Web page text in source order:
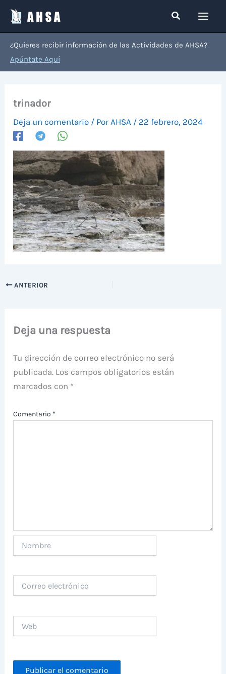
contenido
Buscar
¿Quieres recibir información de las Actividades de AHSA?
Apúntate Aquí
trinador
Deja un comentario / Por AHSA / 22 febrero, 2024
ANTERIOR
Deja una respuesta
Tu dirección de correo electrónico no será
publicada. Los campos obligatorios están
marcados con *
Comentario *
electrónico